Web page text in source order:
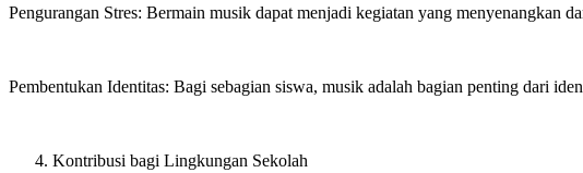
Pengurangan Stres: Bermain musik dapat menjadi kegiatan yang menyenangkan
Pembentukan Identitas: Bagi sebagian siswa, musik adalah bagian penting dari
Kontribusi bagi Lingkungan Sekolah